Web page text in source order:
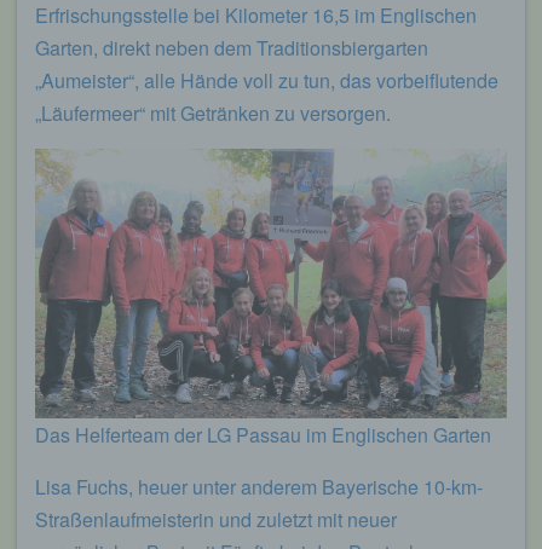
Erfrischungsstelle bei Kilometer 16,5 im Englischen
Garten, direkt neben dem Traditionsbiergarten
„Aumeister“, alle Hände voll zu tun, das vorbeiflutende
„Läufermeer“ mit Getränken zu versorgen.
Das Helferteam der LG Passau im Englischen Garten
Lisa Fuchs, heuer unter anderem Bayerische 10-km-
Straßenlaufmeisterin und zuletzt mit neuer